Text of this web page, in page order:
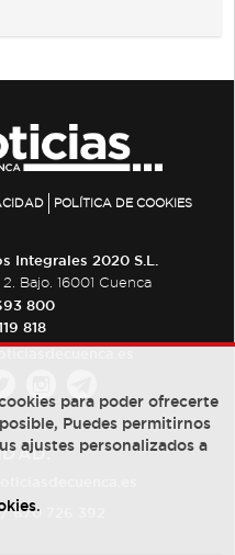
POLÍTICA DE COOKIES
Integrales 2020 S.L.
Bajo. 16001 Cuenca
800
818
670 726 392
para poder ofrecerte
Puedes permitirnos
ajustes personalizados a
.